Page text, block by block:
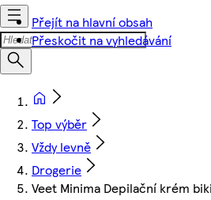
Přejít na hlavní obsah
Přeskočit na vyhledávání
Top výběr
Vždy levně
Drogerie
Veet Minima Depilační krém